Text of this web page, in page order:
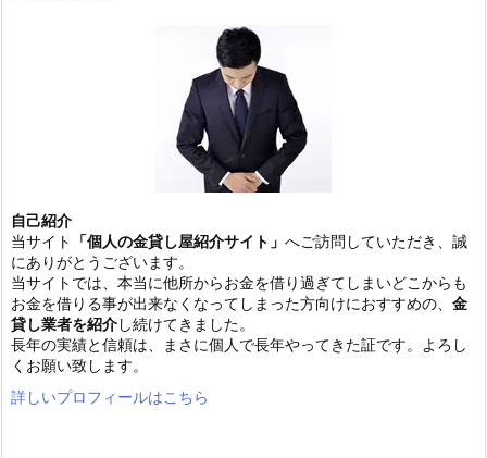
自己紹介
当サイト
「個人の金貸し屋紹介サイト」 へご訪問していただき、誠
にありがとうございます。
当サイトでは、本当に他所からお金を借り過ぎてしまいどこからも
お金を借りる事が出来なくなってしまった方向けにおすすめの、 金
貸し業者を紹介し続けてきました。
長年の実績と信頼は、まさに個人で長年やってきた証です。よろし
くお願い致します。
詳しいプロフィールはこちら